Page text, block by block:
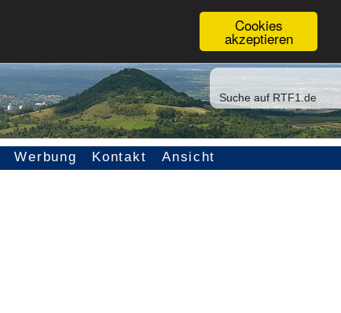
Cookies
akzeptieren
Werbung Kontakt Ansicht